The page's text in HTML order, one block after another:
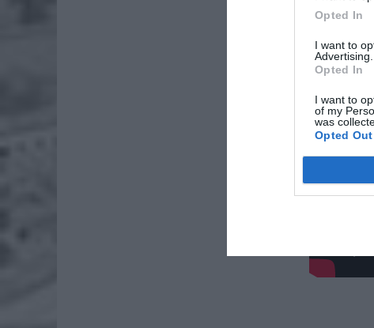
Opted In
I want to
Advertising.
Opted In
I want to
of my
was
Opted Out